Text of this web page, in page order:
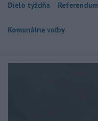
Dielo týždňa Referendum
Komunálne voľby